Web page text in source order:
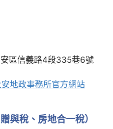
區信義路4段335巷6號
地政事務所官方網站
與稅、房地合一稅）